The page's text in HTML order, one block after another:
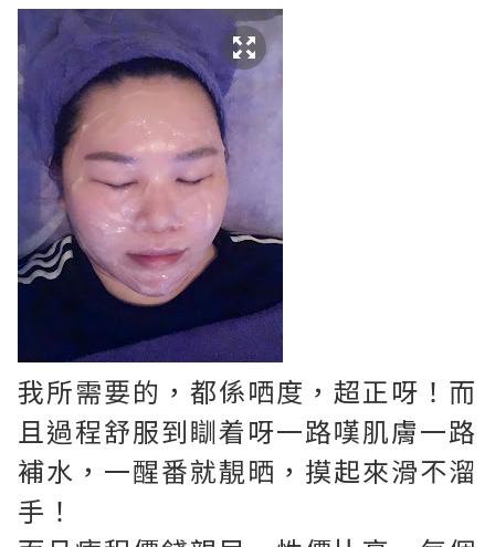
我所需要的，都係哂度，超正呀！而
且過程舒服到瞓着呀一路嘆肌膚一路
補水，一醒番就靚晒，摸起來滑不溜
手！